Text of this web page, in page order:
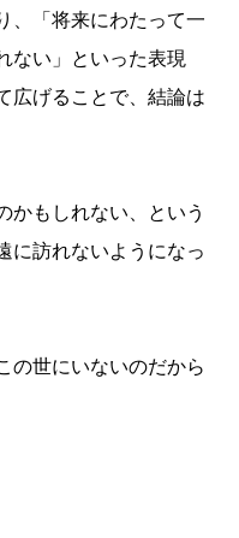
、「将来にわたって一
ない」といった表現
広げることで、結論は
かもしれない、という
に訪れないようになっ
の世にいないのだから